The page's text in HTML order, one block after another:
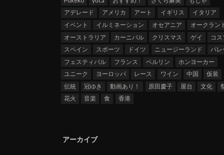
アデレード
アメリカ アート イギリス
イタリア
イベント
イルミネーション オセアニア
オークラン
オーストラリア
カーニバル クリスマス ゲイ
コ
スペイン
スポーツ ドイツ ニュージーランド
パレ
フェスティバル
フランス ベルリン
ホンヨーカー
ユニーク
ヨーロッパ レース ワイン 中国
仮装
伝統
冠ゆき 動画あり！ 原田慶子 屋台 文化
花火
音楽 食 香港
アーカイブ